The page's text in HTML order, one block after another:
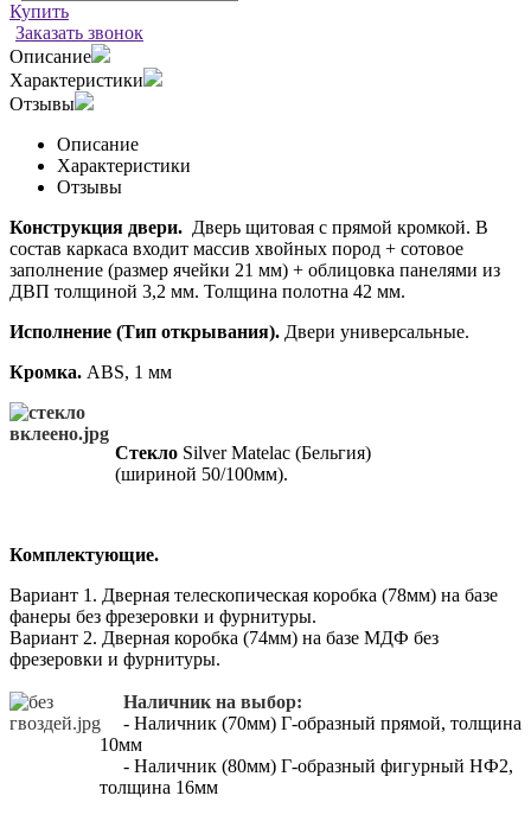
Купить
Заказать звонок
Описание
Характеристики
Отзывы
Описание
Характеристики
Отзывы
Конструкция двери. Дверь щитовая с прямой кромкой. В
состав каркаса входит массив хвойных пород + сотовое
заполнение (размер ячейки 21 мм) + облицовка панелями из
ДВП толщиной 3,2 мм. Толщина полотна 42 мм.
Исполнение (Тип открывания). Двери универсальные.
Кромка. ABS, 1 мм
Стекло Silver Matelac (Бельгия)
(шириной 50/100мм).
Комплектующие.
Вариант 1. Дверная телескопическая коробка (78мм) на базе
фанеры без фрезеровки и фурнитуры.
Вариант 2. Дверная коробка (74мм) на базе МДФ без
фрезеровки и фурнитуры.
Наличник на выбор:
- Наличник (70мм) Г-образный прямой, толщина
10мм
- Наличник (80мм) Г-образный фигурный НФ2,
толщина 16мм